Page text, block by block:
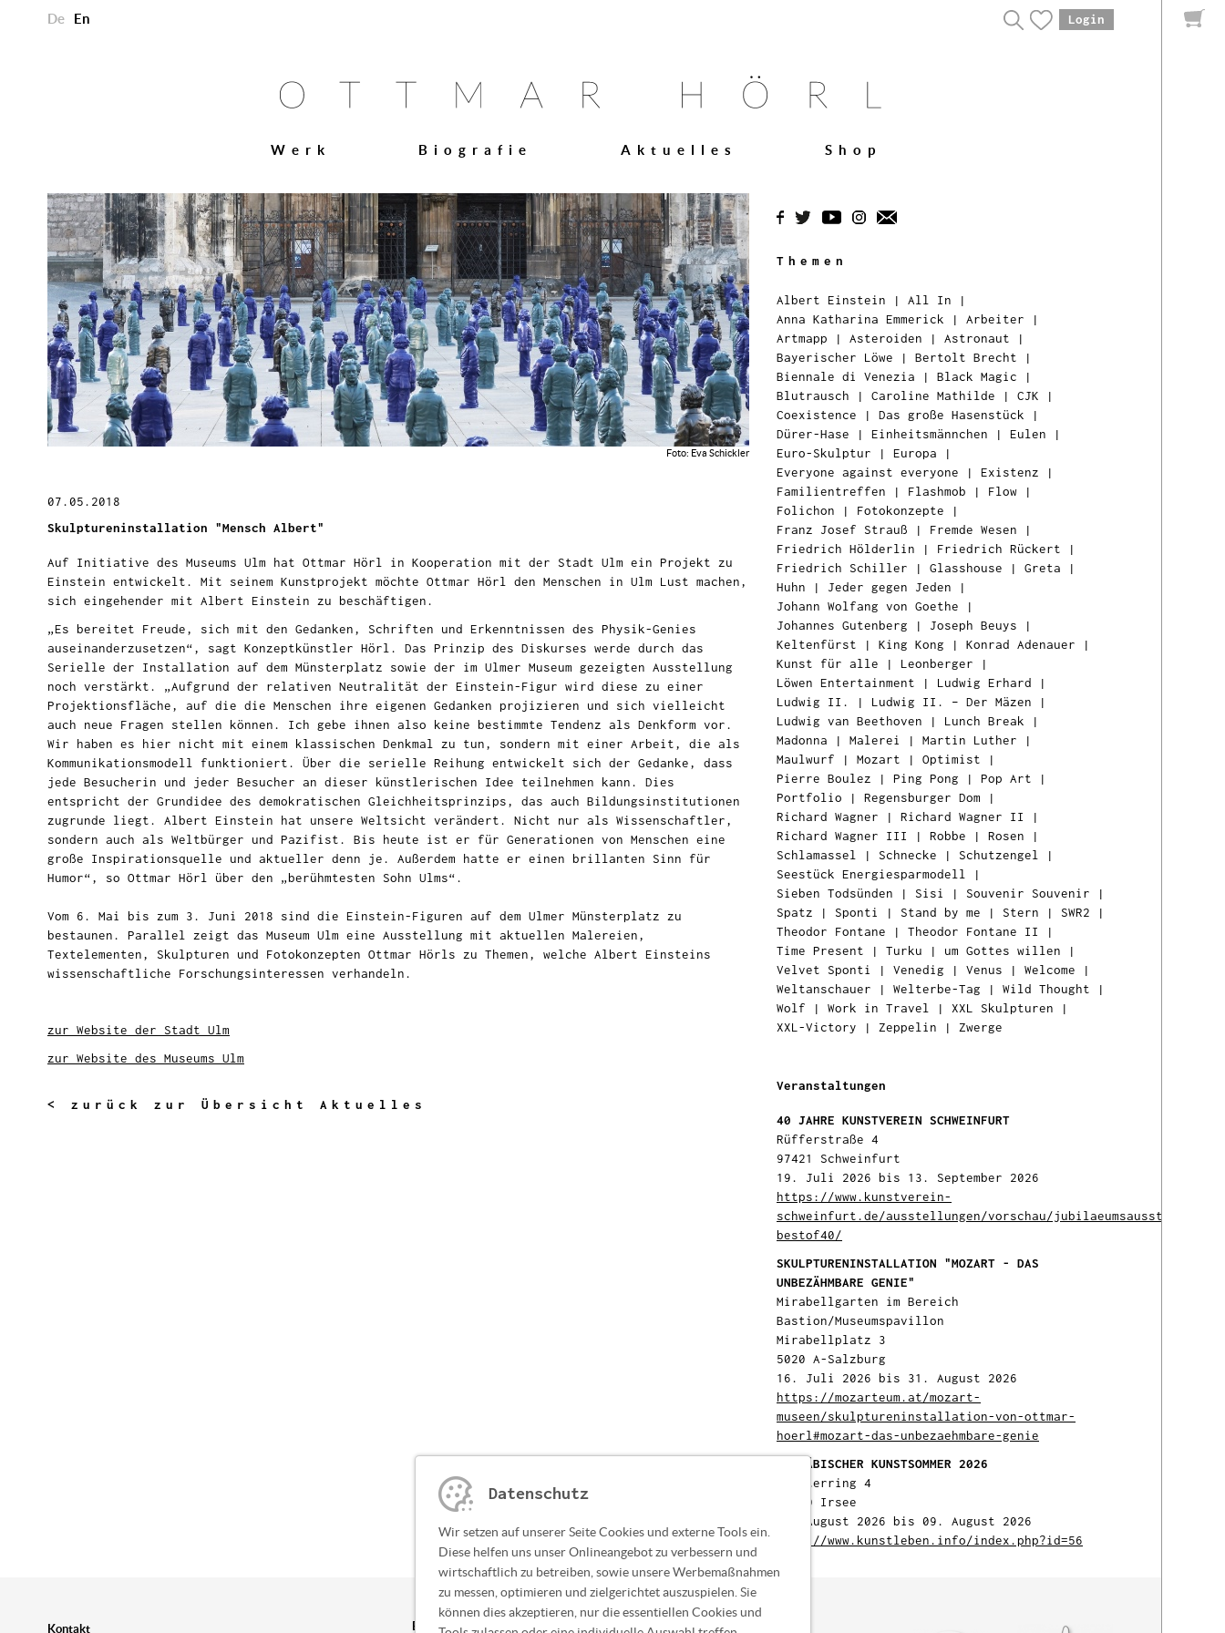
De En Login
Werk Biografie Aktuelles Shop
Foto: Eva Schickler
07.05.2018
Skulptureninstallation "Mensch Albert"
Auf Initiative des Museums Ulm hat Ottmar Hörl in Kooperation mit der Stadt Ulm ein Projekt zu
Einstein entwickelt. Mit seinem Kunstprojekt möchte Ottmar Hörl den Menschen in Ulm Lust machen,
sich eingehender mit Albert Einstein zu beschäftigen .
„Es bereitet Freude, sich mit den Gedanken, Schriften und Erkenntnissen des Physik-Genies
auseinanderzusetzen“, sagt Konzeptkünstler Hörl. Das Prinzip des Diskurses werde durch das
Serielle der Installation auf dem Münsterplatz sowie der im Ulmer Museum gezeigten Ausstellung
noch verstärkt. „Aufgrund der relativen Neutralität der Einstein-Figur wird diese zu einer
Projektionsfläche, auf die die Menschen ihre eigenen Gedanken projizieren und sich vielleicht
auch neue Fragen stellen können. Ich gebe ihnen also keine bestimmte Tendenz als Denkform vor.
Wir haben es hier nicht mit einem klassischen Denkmal zu tun, sondern mit einer Arbeit, die als
Kommunikationsmodell funktioniert. Über die serielle Reihung entwickelt sich der Gedanke, dass
jede Besucherin und jeder Besucher an dieser künstlerischen Idee teilnehmen kann. Dies
entspricht der Grundidee des demokratischen Gleichheitsprinzips, das auch Bildungsinstitutionen
zugrunde liegt. Albert Einstein hat unsere Weltsicht verändert. Nicht nur als Wissenschaftler,
sondern auch als Weltbürger und Pazifist. Bis heute ist er für Generationen von Menschen eine
große Inspirationsquelle und aktueller denn je. Außerdem hatte er einen brillanten Sinn für
Humor“, so Ottmar Hörl über den „berühmtesten Sohn Ulms“.
Vom 6. Mai bis zum 3. Juni 2018 sind die Einstein-Figuren auf dem Ulmer Münsterplatz zu
bestaunen. Parallel zeigt das Museum Ulm eine Ausstellung mit aktuellen Malereien,
Textelementen, Skulpturen und Fotokonzepten Ottmar Hörls zu Themen, welche Albert Einsteins
wissenschaftliche Forschungsinteressen verhandeln.
zur Website der Stadt Ulm
zur Website des Museums Ulm
< zurück zur Übersicht Aktuelles
Themen
Albert Einstein | All In |
Anna Katharina Emmerick | Arbeiter |
Artmapp | Asteroiden | Astronaut |
Bayerischer Löwe | Bertolt Brecht |
Biennale di Venezia | Black Magic |
Blutrausch | Caroline Mathilde | CJK |
Coexistence | Das große Hasenstück |
Dürer-Hase | Einheitsmännchen | Eulen |
Euro-Skulptur | Europa |
Everyone against everyone | Existenz |
Familientreffen | Flashmob | Flow |
Folichon | Fotokonzepte |
Franz Josef Strauß | Fremde Wesen |
Friedrich Hölderlin | Friedrich Rückert |
Friedrich Schiller | Glasshouse | Greta |
Huhn | Jeder gegen Jeden |
Johann Wolfang von Goethe |
Johannes Gutenberg | Joseph Beuys |
Keltenfürst | King Kong | Konrad Adenauer |
Kunst für alle | Leonberger |
Löwen Entertainment | Ludwig Erhard |
Ludwig II.
| Ludwig II. – Der Mäzen |
Ludwig van Beethoven | Lunch Break |
Madonna | Malerei | Martin Luther |
Maulwurf | Mozart | Optimist |
Pierre Boulez | Ping Pong | Pop Art |
Portfolio | Regensburger Dom |
Richard Wagner | Richard Wagner II
|
Richard Wagner III
| Robbe | Rosen |
Schlamassel
| Schnecke | Schutzengel
|
Seestück Energiesparmodell
|
Sieben Todsünden | Sisi | Souvenir Souvenir |
Spatz | Sponti | Stand by me | Stern | SWR2 |
Theodor Fontane | Theodor Fontane II
|
Time Present | Turku | um Gottes willen |
Velvet Sponti
| Venedig | Venus | Welcome |
Weltanschauer | Welterbe-Tag | Wild Thought |
Wolf | Work in Travel | XXL Skulpturen |
XXL-Victory | Zeppelin | Zwerge
Veranstaltungen
40 JAHRE KUNSTVEREIN SCHWEINFURT
Rüfferstraße 4
97421 Schweinfurt
19. Juli 2026 bis 13. September 2026
https://www.kunstverein-
schweinfurt.de/ausstellungen/vorschau/jubilaeumsausstellung-
bestof40/
SKULPTURENINSTALLATION "MOZART - DAS
UNBEZÄHMBARE GENIE"
Mirabellgarten im Bereich
Bastion/Museumspavillon
Mirabellplatz 3
5020 A-Salzburg
16. Juli 2026 bis 31. August 2026
https://mozarteum.at/mozart-
museen/skulptureninstallation-von-ottmar-
hoerl#mozart-das-unbezaehmbare-genie
SCHWÄBISCHER KUNSTSOMMER 2026
Klosterring 4
87660 Irsee
01. August 2026 bis 09. August 2026
http://www.kunstleben.info/index.php?id=56
Kontakt Erhalten Sie Informationen zu Ausstellungen und neuen
Datenschutz
Wir setzen auf unserer Seite Cookies und externe Tools ein.
Diese helfen uns unser Onlineangebot zu verbessern und
wirtschaftlich zu betreiben, sowie unsere Werbemaßnahmen
zu messen, optimieren und zielgerichtet auszuspielen. Sie
können dies akzeptieren, nur die essentiellen Cookies und